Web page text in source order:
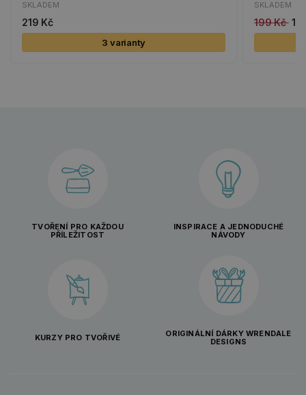
SKLADEM
219 Kč
3 varianty
SKLADEM
199 Kč
TVOŘENÍ PRO KAŽDOU
PŘÍLEŽITOST
INSPIRACE A JEDNODUCHÉ
NÁVODY
KURZY PRO TVOŘIVÉ
ORIGINÁLNÍ DÁRKY WRENDALE
DESIGNS